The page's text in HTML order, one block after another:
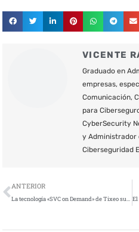
VICENTE
Graduado en
empresas,
Comunicación,
para
CyberSecurity
y Administrador
Ciberseguridad
Ant
ANTERIOR
La tecnología «SVC on Demand» de Tixeo supera los límites de la videoconferencia multipunto